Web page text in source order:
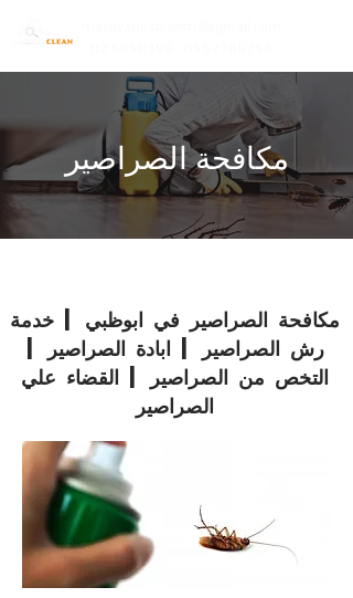
مكافحة الصراصير
مكافحة الصراصير في ابوظبي | خدمة
رش الصراصير | ابادة الصراصير |
التخص من الصراصير | القضاء علي
الصراصير